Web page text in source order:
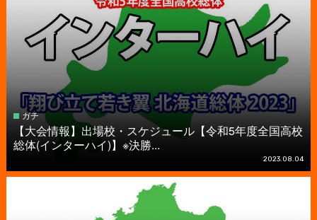
ガチ
【大会情報】出場校・スケジュール【令和5年度全国高校
総体(インターハイ)】※決勝...
2023.08.04